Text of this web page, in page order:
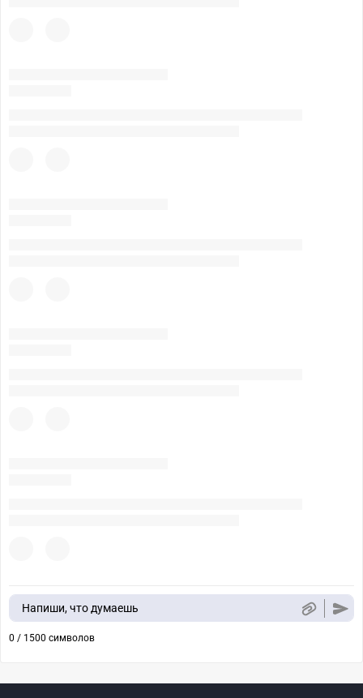
Напиши, что думаешь
0 / 1500 символов